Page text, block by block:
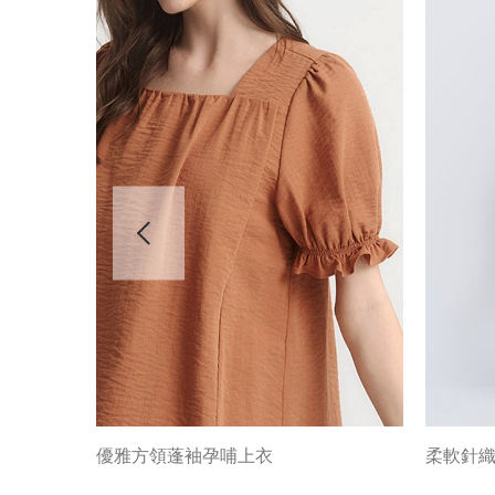
優雅方領蓬袖孕哺上衣 柔軟針